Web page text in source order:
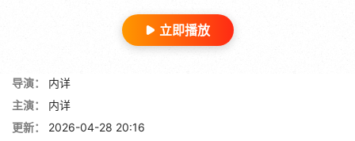
立即播放
导演：
内详
主演：
内详
更新：
2026-04-28 20:16